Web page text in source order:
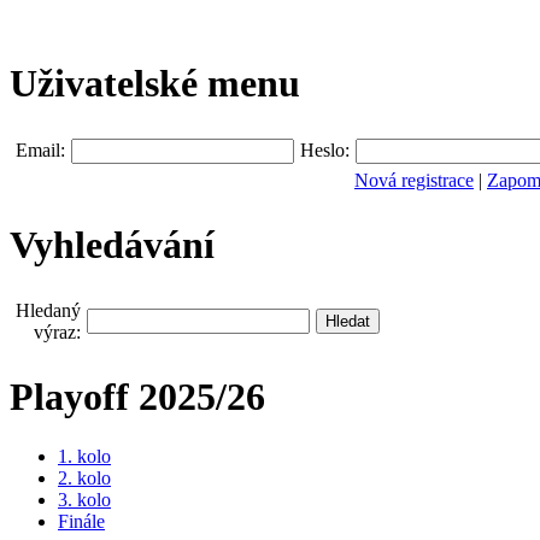
Uživatelské menu
Email:
Heslo:
Nová registrace |
Vyhledávání
Hledaný
výraz:
Playoff 2025/26
1. kolo
2. kolo
3. kolo
Finále